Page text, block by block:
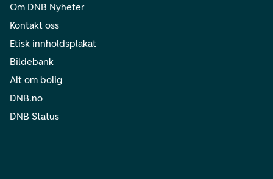
Om DNB Nyheter
Kontakt oss
Etisk innholdsplakat
Bildebank
Alt om bolig
DNB.no
DNB Status